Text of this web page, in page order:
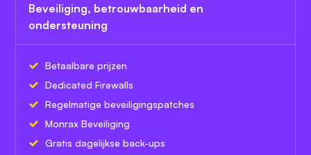
Beveiliging, betrouwbaarheid en
ondersteuning
Betaalbare prijzen
Dedicated Firewalls
Regelmatige beveiligingspatches
Monrax Beveiliging
Gratis dagelijkse back-ups